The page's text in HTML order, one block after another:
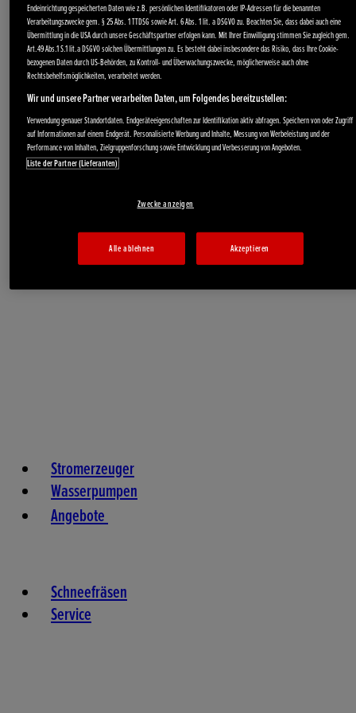
Akku-Produkte
Stromerzeuger
Wasserpumpen
Angebote
Schneefräsen
Service
Endeinrichtung gespeicherten Daten wie z.B. persönlichen Identifikatoren oder IP-Adressen für die benannten
Verarbeitungszwecke gem. § 25 Abs. 1 TTDSG sowie Art. 6 Abs. 1 lit. a DSGVO zu. Beachten Sie, dass dabei auch eine
Übermittlung in die USA durch unsere Geschäftspartner erfolgen kann. Mit Ihrer Einwilligung stimmen Sie zugleich gem.
Art.49 Abs.1 S.1 lit.a DSGVO solchen Übermittlungen zu. Es besteht dabei insbesondere das Risiko, dass Ihre Cookie-
bezogenen Daten durch US-Behörden, zu Kontroll- und Überwachungszwecke, möglicherweise auch ohne
Rechtsbehelfsmöglichkeiten, verarbeitet werden.
Wir und unsere Partner verarbeiten Daten, um Folgendes bereitzustellen:
Verwendung genauer Standortdaten. Endgeräteeigenschaften zur Identifikation aktiv abfragen. Speichern von oder Zugriff
auf Informationen auf einem Endgerät. Personalisierte Werbung und Inhalte, Messung von Werbeleistung und der
Performance von Inhalten, Zielgruppenforschung sowie Entwicklung und Verbesserung von Angeboten.
Liste der Partner (Lieferanten)
Zwecke anzeigen
Alle ablehnen Akzeptieren